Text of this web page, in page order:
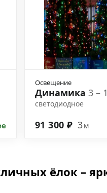
Освещение
Динамика 3 –
светодиодное
91 300 ₽ 3м
ёлок –